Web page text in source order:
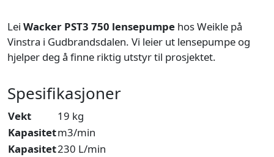
Lei Wacker PST3 750 lensepumpe hos Weikle på
Vinstra i Gudbrandsdalen. Vi leier ut lensepumpe og
hjelper deg å finne riktig utstyr til prosjektet.
Spesifikasjoner
Vekt
19 kg
Kapasitetm3/min
Kapasitet230 L/min